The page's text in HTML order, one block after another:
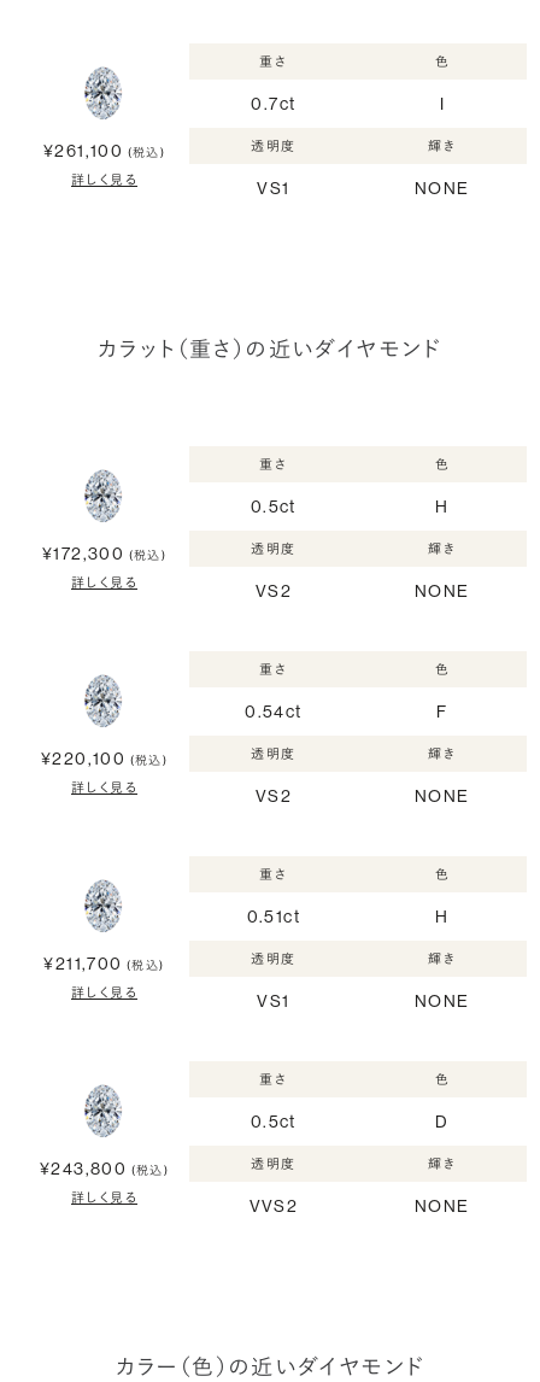
¥261,100 (税込)
詳しく見る
重さ
0.7ct
色
I
透明度
VS1
輝き
NONE
カラット（重さ）の近いダイヤモンド
¥172,300 (税込)
詳しく見る
重さ
0.5ct
色
H
透明度
VS2
輝き
NONE
¥220,100 (税込)
詳しく見る
重さ
0.54ct
色
F
透明度
VS2
輝き
NONE
¥211,700 (税込)
詳しく見る
重さ
0.51ct
色
H
透明度
VS1
輝き
NONE
¥243,800 (税込)
詳しく見る
重さ
0.5ct
色
D
透明度
VVS2
輝き
NONE
カラー（色）の近いダイヤモンド